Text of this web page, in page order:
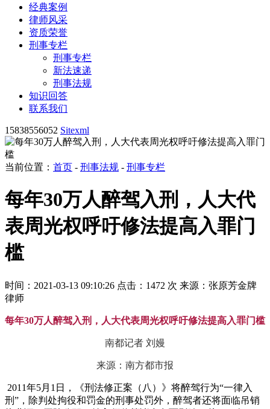
经典案例
律师风采
资质荣誉
刑事专栏
刑事专栏
新法速递
刑事法规
知识回答
联系我们
15838556052 Sitexml
当前位置： 首页 - 刑事法规 - 刑事专栏
每年30万人醉驾入刑，人大代
表周光权呼吁修法提高入罪门
槛
时间：2021-03-13 09:10:26 点击：1472 次 来源：张原芳金牌
律师
每年30万人醉驾入刑，人大代表周光权呼吁修法提高入罪门槛
南都记者 刘嫚
来源：南方都市报
2011年5月1日，《刑法修正案（八）》将醉驾行为“一律入
刑”，除判处拘役和罚金的刑事处罚外，醉驾者还将面临吊销